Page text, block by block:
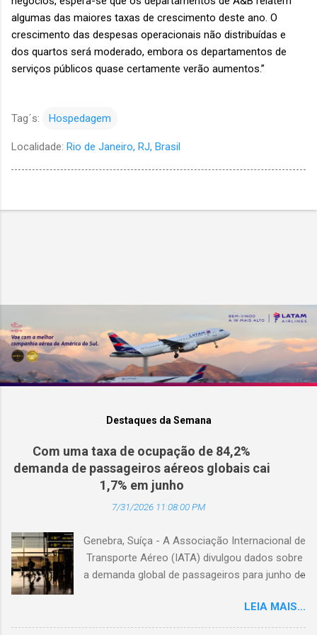
algumas das maiores taxas de crescimento deste ano. O
crescimento das despesas operacionais não distribuídas e
dos quartos será moderado, embora os departamentos de
serviços públicos quase certamente verão aumentos.”
Tag´s: Hospedagem
Localidade: Rio de Janeiro, RJ, Brasil
Destaques da Semana
Com uma taxa de ocupação de 84,2%
demanda de passageiros aéreos globais cai
1,7% em junho
7/31/2026 11:08:00 PM
Genebra, Suíça - A Associação Internacional de
Transporte Aéreo (IATA) divulgou dados sobre
a demanda global de passageiros para junho de
passageiros-quilômetro pagos (RPK), caiu 1,7%
em comparação com junho de 2025. Excluindo
LEIA MAIS...